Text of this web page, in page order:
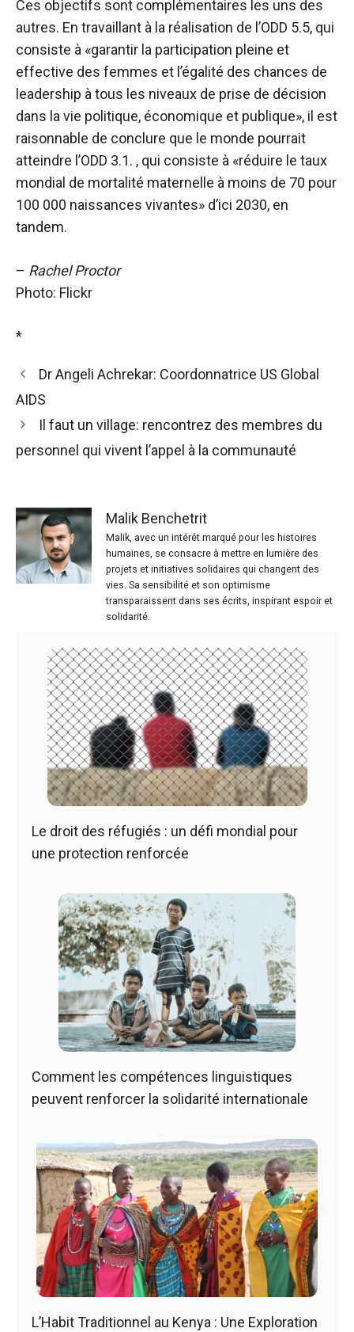
Ces objectifs sont complémentaires les uns des
autres. En travaillant à la réalisation de l’ODD 5.5, qui
consiste à «garantir la participation pleine et
effective des femmes et l’égalité des chances de
leadership à tous les niveaux de prise de décision
dans la vie politique, économique et publique», il est
raisonnable de conclure que le monde pourrait
atteindre l’ODD 3.1. , qui consiste à «réduire le taux
mondial de mortalité maternelle à moins de 70 pour
100 000 naissances vivantes» d’ici 2030, en
tandem.
– Rachel Proctor
Photo: Flickr
*
Dr Angeli Achrekar: Coordonnatrice US Global
AIDS
Il faut un village: rencontrez des membres du
personnel qui vivent l’appel à la communauté
Malik Benchetrit
Malik, avec un intérêt marqué pour les histoires
humaines, se consacre à mettre en lumière des
projets et initiatives solidaires qui changent des
vies. Sa sensibilité et son optimisme
transparaissent dans ses écrits, inspirant espoir et
solidarité.
Le droit des réfugiés : un défi mondial pour
une protection renforcée
Comment les compétences linguistiques
peuvent renforcer la solidarité internationale
L’Habit Traditionnel au Kenya : Une Exploration